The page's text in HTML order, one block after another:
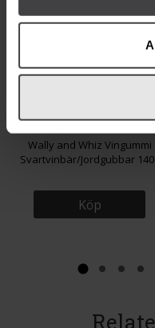
94 kr
Wally and Whiz Vingummi
Svartvinbär/Jordgubbar
Köp